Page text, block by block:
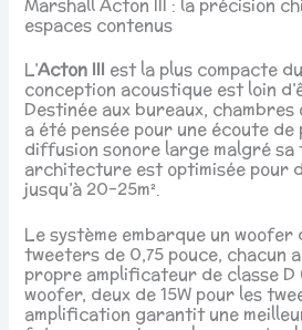
Marshall Acton III : la précision
espaces contenus
L’Acton III est la plus compacte
conception acoustique est loin
Destinée aux bureaux,
a été pensée pour une écoute
diffusion sonore large malgré sa
architecture est optimisée pour
jusqu’à 20-25m².
Le système embarque un woofer
tweeters de 0,75 pouce, chacun
propre amplificateur de classe D
woofer, deux de 15W pour les
amplification garantit une